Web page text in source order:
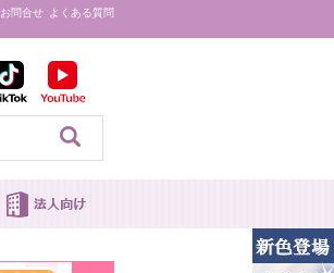
お問合せ よくある質問